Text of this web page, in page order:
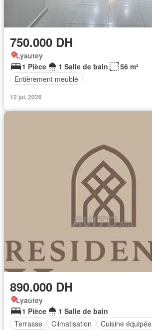
750.000 DH
Lyautey
1 Pièce
1 Salle de bain
56 m²
Entièrement meublé
12 jui. 2026
890.000 DH
Lyautey
1 Pièce
1 Salle de bain
Terrasse
Climatisation Cuisine équipée